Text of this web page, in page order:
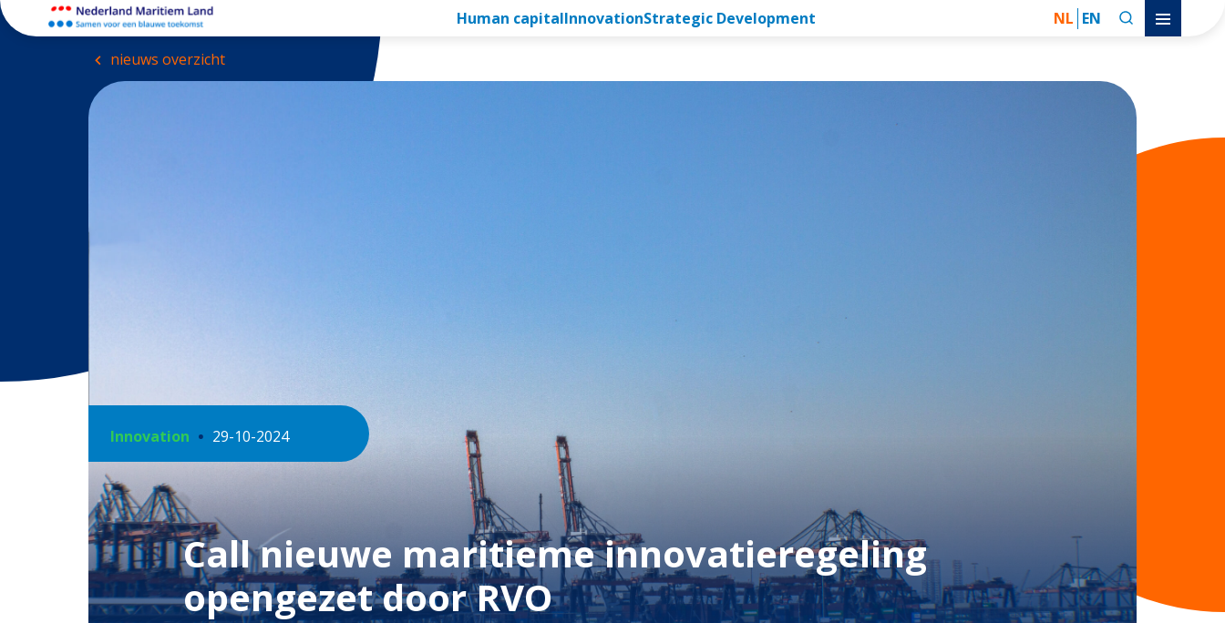
Human capitalInnovationStrategic Development NL EN
nieuws overzicht
Innovation 29-10-2024
Call nieuwe maritieme innovatieregeling
opengezet door RVO